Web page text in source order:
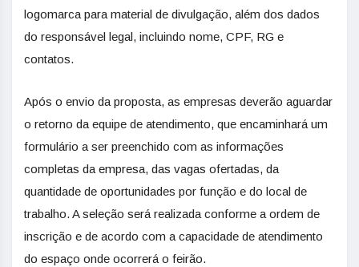
logomarca para material de divulgação, além dos dados
do responsável legal, incluindo nome, CPF, RG e
contatos.
Após o envio da proposta, as empresas deverão aguardar
o retorno da equipe de atendimento, que encaminhará um
formulário a ser preenchido com as informações
completas da empresa, das vagas ofertadas, da
quantidade de oportunidades por função e do local de
trabalho. A seleção será realizada conforme a ordem de
inscrição e de acordo com a capacidade de atendimento
do espaço onde ocorrerá o feirão.